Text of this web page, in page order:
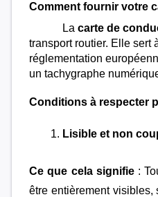
Comment fournir votre
La carte de
transport routier. Elle sert
réglementation
un tachygraphe
Conditions à respecter
Lisible et non
Ce que cela signifie:
être entièrement